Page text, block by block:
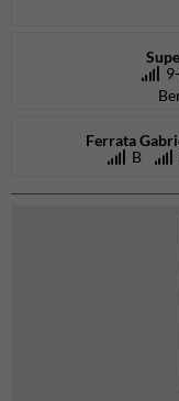
Ferrata
B